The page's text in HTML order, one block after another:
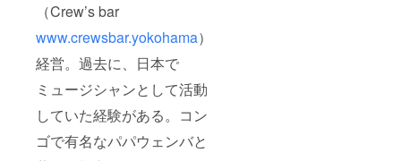
（Crew’s bar
www.crewsbar.yokohama）
経営。過去に、日本で
ミュージシャンとして活動
していた経験がある。コン
ゴで有名なパパウェンバと